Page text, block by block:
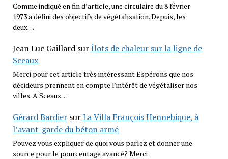
Comme indiqué en fin d’article, une circulaire du 8 février
1973 a défini des objectifs de végétalisation. Depuis, les
deux…
Jean Luc GaillardsurÎlots de chaleur sur la ligne de
Sceaux
Merci pour cet article très intéressant Espérons que nos
décideurs prennent en compte l'intérêt de végétaliser nos
villes. A Sceaux…
Gérard BardiersurLa Villa François Hennebique, à
l’avant-garde du béton armé
Pouvez vous expliquer de quoi vous parlez et donner une
source pour le pourcentage avancé? Merci